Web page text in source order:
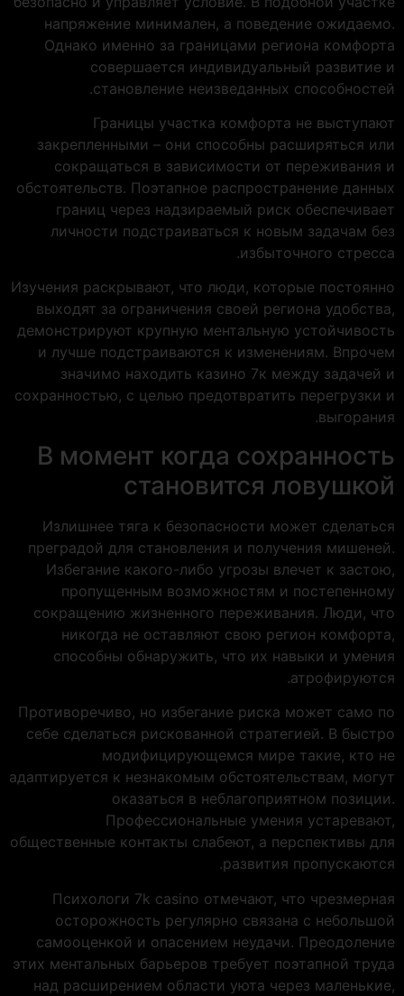
напряжение минимален, а поведение ожидаемо.
Однако именно за границами региона комфорта
совершается индивидуальный развитие и
становление неизведанных способностей.
Границы участка комфорта не выступают
закрепленными – они способны расширяться или
сокращаться в зависимости от переживания и
обстоятельств. Поэтапное распространение данных
границ через надзираемый риск обеспечивает
личности подстраиваться к новым задачам без
избыточного стресса.
Изучения раскрывают, что люди, которые постоянно
выходят за ограничения своей региона удобства,
демонстрируют крупную ментальную устойчивость
и лучше подстраиваются к изменениям. Впрочем
значимо находить казино 7к между задачей и
сохранностью, с целью предотвратить перегрузки и
выгорания.
В момент когда сохранность
становится ловушкой
Излишнее тяга к безопасности может сделаться
преградой для становления и получения мишеней.
Избегание какого-либо угрозы влечет к застою,
пропущенным возможностям и постепенному
сокращению жизненного переживания. Люди, что
никогда не оставляют свою регион комфорта,
способны обнаружить, что их навыки и умения
атрофируются.
Противоречиво, но избегание риска может само по
себе сделаться рискованной стратегией. В быстро
модифицирующемся мире такие, кто не
адаптируется к незнакомым обстоятельствам, могут
оказаться в неблагоприятном позиции.
Профессиональные умения устаревают,
общественные контакты слабеют, а перспективы для
развития пропускаются.
Психологи 7k casino отмечают, что чрезмерная
осторожность регулярно связана с небольшой
самооценкой и опасением неудачи. Преодоление
этих ментальных барьеров требует поэтапной труда
над расширением области уюта через маленькие,